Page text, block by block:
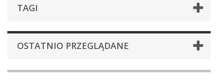
TAGI
OSTATNIO PRZEGLĄDANE